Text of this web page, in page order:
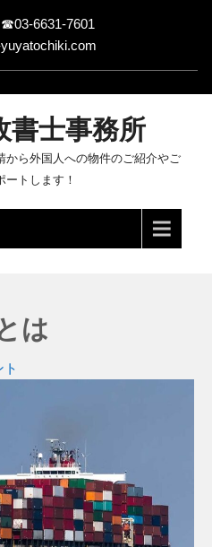
6631-7601
書士事務所
から外国人への物件のご紹介やご
ートします！
は